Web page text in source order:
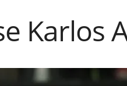
Karlos